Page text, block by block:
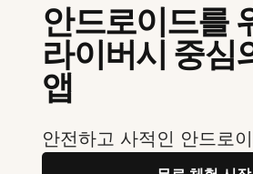
안드로이드를
라이버시 중심
앱
안전하고 사적인 안드로